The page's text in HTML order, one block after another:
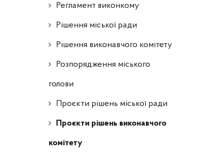
Регламент виконкому
Рішення міської ради
Рішення виконавчого комітету
Розпорядження міського
голови
Проєкти рішень міської ради
Проєкти рішень виконавчого
комітету